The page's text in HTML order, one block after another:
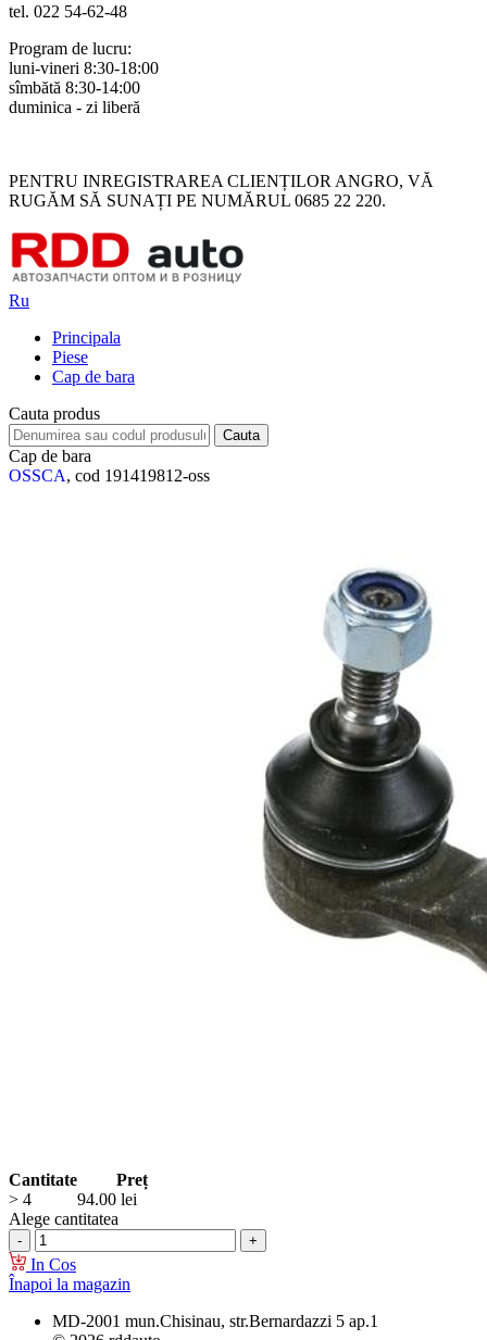
tel. 022 54-62-48
Program de lucru:
luni-vineri 8:30-18:00
sîmbătă 8:30-14:00
duminica - zi liberă
PENTRU INREGISTRAREA CLIENȚILOR ANGRO, VĂ
RUGĂM SĂ SUNAȚI PE NUMĂRUL 0685 22 220.
Ru
Principala
Piese
Cap de bara
Cauta produs
Cap de bara
OSSCA, cod 191419812-oss
Cantitate
Preț
> 4
94.00 lei
Alege cantitatea
In Cos
Înapoi la magazin
MD-2001 mun.Chisinau, str.Bernardazzi 5 ap.1